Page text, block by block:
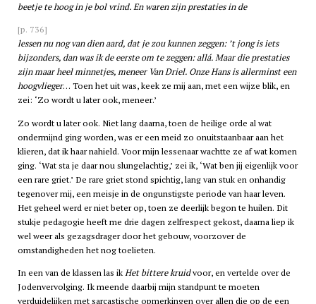
beetje te hoog in je bol vrind. En waren zijn prestaties in de
[p. 736]
lessen nu nog van dien aard, dat je zou kunnen zeggen: ’t jong is iets
bijzonders, dan was ik de eerste om te zeggen: allá. Maar die prestaties
zijn maar heel minnetjes, meneer Van Driel. Onze Hans is allerminst een
hoogvlieger… Toen het uit was, keek ze mij aan, met een wijze blik, en
zei: ‘Zo wordt u later ook, meneer.’
Zo wordt u later ook. Niet lang daarna, toen de heilige orde al wat
ondermijnd ging worden, was er een meid zo onuitstaanbaar aan het
klieren, dat ik haar nahield. Voor mijn lessenaar wachtte ze af wat komen
ging. ‘Wat sta je daar nou slungelachtig,’ zei ik, ‘Wat ben jij eigenlijk voor
een rare griet.’ De rare griet stond spichtig, lang van stuk en onhandig
tegenover mij, een meisje in de ongunstigste periode van haar leven.
Het geheel werd er niet beter op, toen ze deerlijk begon te huilen. Dit
stukje pedagogie heeft me drie dagen zelfrespect gekost, daarna liep ik
wel weer als gezagsdrager door het gebouw, voorzover de
omstandigheden het nog toelieten.
In een van de klassen las ikHet bittere kruidvoor, en vertelde over de
Jodenvervolging. Ik meende daarbij mijn standpunt te moeten
verduidelijken met sarcastische opmerkingen over allen die op de een